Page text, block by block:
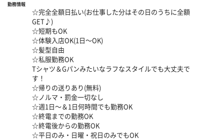
勤務情報
☆完全全額日払い(お仕事した分はその日のうちに全額
GET♪)
☆短期もOK
☆体験入店OK(1日～OK)
☆髪型自由
☆私服勤務OK
Tシャツ＆Gパンみたいなラフなスタイルでも大丈夫で
す！
☆帰りの送りあり(無料)
☆ノルマ・罰金一切なし
☆週1日～＆1日何時間でも勤務OK
☆終電までの勤務OK
☆終電後からの勤務OK
☆平日のみ・日曜・祝日のみでもOK